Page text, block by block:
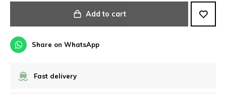
Add to cart
Share on WhatsApp
Fast delivery